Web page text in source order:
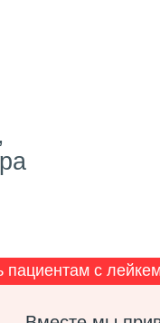
пациентам с